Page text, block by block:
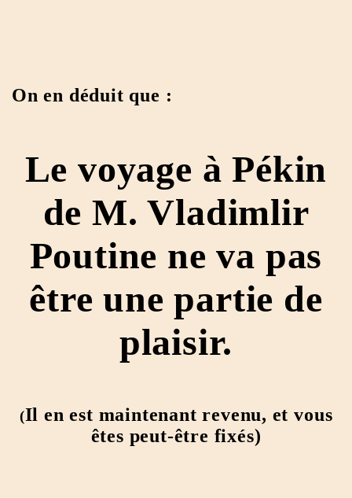
On en déduit que :
Le voyage à Pékin
de M. Vladimlir
Poutine ne va pas
être une partie de
plaisir.
(Il en est maintenant revenu, etvous
êtes peut-être fixés)